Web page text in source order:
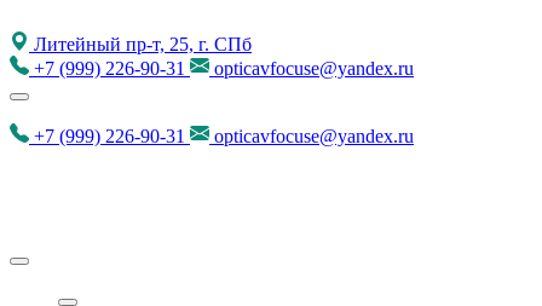
Литейный пр-т, 25, г. СПб
+7 (999) 226-90-31 opticavfocuse@yandex.ru
+7 (999) 226-90-31 opticavfocuse@yandex.ru